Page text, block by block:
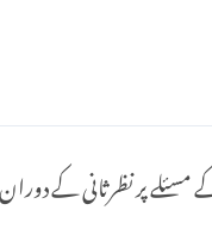
کے مسئلے پر نظرثانی کے